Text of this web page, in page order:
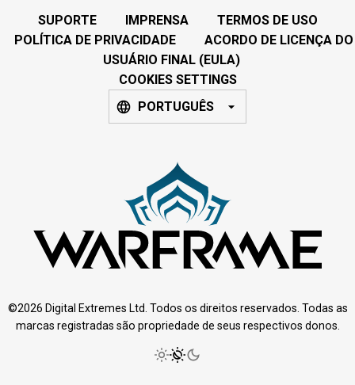
SUPORTE IMPRENSA
TERMOS DE USO
POLÍTICA DE PRIVACIDADE
ACORDO DE LICENÇA DO
USUÁRIO FINAL (EULA)
COOKIES SETTINGS
PORTUGUÊS
©2026 Digital Extremes Ltd. Todos os direitos reservados. Todas as
marcas registradas são propriedade de seus respectivos donos.